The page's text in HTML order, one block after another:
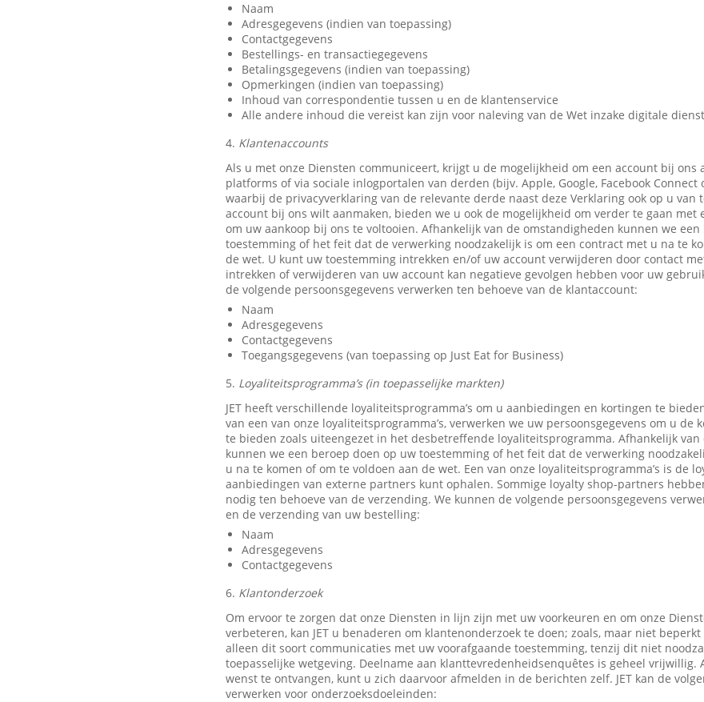
Naam
Adresgegevens (indien van toepassing)
Contactgegevens
Bestellings- en transactiegegevens
Betalingsgegevens (indien van toepassing)
Opmerkingen (indien van toepassing)
Inhoud van correspondentie tussen u en de klantenservice
Alle andere inhoud die vereist kan zijn voor naleving van de Wet inzake digitale
4. Klantenaccounts
Als u met onze Diensten communiceert, krijgt u de mogelijkheid om een account bij ons
platforms of via sociale inlogportalen van derden (bijv. Apple, Google, Facebook
waarbij de privacyverklaring van de relevante derde naast deze Verklaring ook op u van
account bij ons wilt aanmaken, bieden we u ook de mogelijkheid om verder te gaan met
om uw aankoop bij ons te voltooien. Afhankelijk van de omstandigheden kunnen we
toestemming of het feit dat de verwerking noodzakelijk is om een contract met u na te
de wet. U kunt uw toestemming intrekken en/of uw account verwijderen door contact
intrekken of verwijderen van uw account kan negatieve gevolgen hebben voor uw
de volgende persoonsgegevens verwerken ten behoeve van de klantaccount:
Naam
Adresgegevens
Contactgegevens
Toegangsgegevens (van toepassing op Just Eat for Business)
5. Loyaliteitsprogramma’s (in toepasselijke markten)
JET heeft verschillende loyaliteitsprogramma’s om u aanbiedingen en kortingen te
van een van onze loyaliteitsprogramma’s, verwerken we uw persoonsgegevens om u de
te bieden zoals uiteengezet in het desbetreffende loyaliteitsprogramma. Afhankelijk
kunnen we een beroep doen op uw toestemming of het feit dat de verwerking
u na te komen of om te voldoen aan de wet. Een van onze loyaliteitsprogramma’s is de
aanbiedingen van externe partners kunt ophalen. Sommige loyalty shop-partners
nodig ten behoeve van de verzending. We kunnen de volgende persoonsgegevens
en de verzending van uw bestelling:
Naam
Adresgegevens
Contactgegevens
6. Klantonderzoek
Om ervoor te zorgen dat onze Diensten in lijn zijn met uw voorkeuren en om onze
verbeteren, kan JET u benaderen om klantenonderzoek te doen; zoals, maar niet
alleen dit soort communicaties met uw voorafgaande toestemming, tenzij dit niet
toepasselijke wetgeving. Deelname aan klanttevredenheidsenquêtes is geheel vrijwillig.
wenst te ontvangen, kunt u zich daarvoor afmelden in de berichten zelf. JET kan de
verwerken voor onderzoeksdoeleinden: